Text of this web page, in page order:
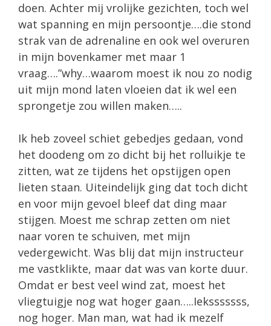
doen. Achter mij vrolijke gezichten, toch wel
wat spanning en mijn persoontje….die stond
strak van de adrenaline en ook wel overuren
in mijn bovenkamer met maar 1
vraag….”why…waarom moest ik nou zo nodig
uit mijn mond laten vloeien dat ik wel een
sprongetje zou willen maken…..
Ik heb zoveel schiet gebedjes gedaan, vond
het doodeng om zo dicht bij het rolluikje te
zitten, wat ze tijdens het opstijgen open
lieten staan. Uiteindelijk ging dat toch dicht
en voor mijn gevoel bleef dat ding maar
stijgen. Moest me schrap zetten om niet
naar voren te schuiven, met mijn
vedergewicht. Was blij dat mijn instructeur
me vastklikte, maar dat was van korte duur.
Omdat er best veel wind zat, moest het
vliegtuigje nog wat hoger gaan…..Ieksssssss,
nog hoger. Man man, wat had ik mezelf